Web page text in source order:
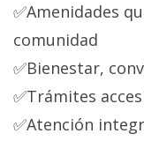
✅Amenidades
comunidad
✅Bienestar,
✅Trámites
✅Atención